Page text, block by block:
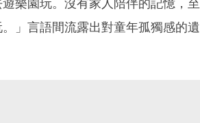
樂園玩。沒有家人陪伴的記憶，至
」言語間流露出對童年孤獨感的遺